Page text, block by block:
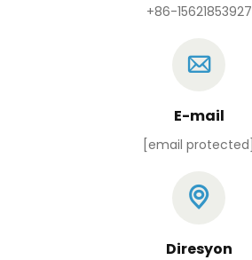
+86-15621853927
E-mail
[email protected]
Diresyon